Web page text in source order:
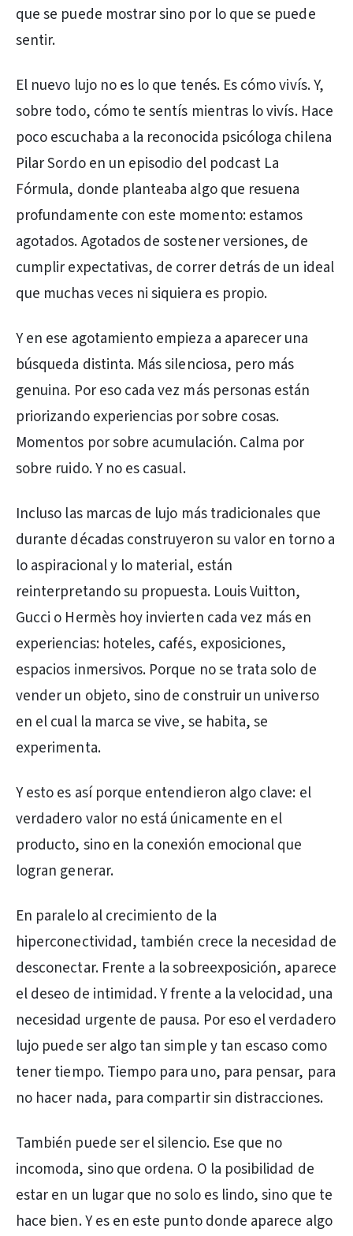
que se puede mostrar sino por lo que se puede
sentir.
El nuevo lujo no es lo que tenés. Es cómo vivís. Y,
sobre todo, cómo te sentís mientras lo vivís. Hace
poco escuchaba a la reconocida psicóloga chilena
Pilar Sordo en un episodio del podcast La
Fórmula, donde planteaba algo que resuena
profundamente con este momento: estamos
agotados. Agotados de sostener versiones, de
cumplir expectativas, de correr detrás de un ideal
que muchas veces ni siquiera es propio.
Y en ese agotamiento empieza a aparecer una
búsqueda distinta. Más silenciosa, pero más
genuina. Por eso cada vez más personas están
priorizando experiencias por sobre cosas.
Momentos por sobre acumulación. Calma por
sobre ruido. Y no es casual.
Incluso las marcas de lujo más tradicionales que
durante décadas construyeron su valor en torno a
lo aspiracional y lo material, están
reinterpretando su propuesta. Louis Vuitton,
Gucci o Hermès hoy invierten cada vez más en
experiencias: hoteles, cafés, exposiciones,
espacios inmersivos. Porque no se trata solo de
vender un objeto, sino de construir un universo
en el cual la marca se vive, se habita, se
experimenta.
Y esto es así porque entendieron algo clave: el
verdadero valor no está únicamente en el
producto, sino en la conexión emocional que
logran generar.
En paralelo al crecimiento de la
hiperconectividad, también crece la necesidad de
desconectar. Frente a la sobreexposición, aparece
el deseo de intimidad. Y frente a la velocidad, una
necesidad urgente de pausa. Por eso el verdadero
lujo puede ser algo tan simple y tan escaso como
tener tiempo. Tiempo para uno, para pensar, para
no hacer nada, para compartir sin distracciones.
También puede ser el silencio. Ese que no
incomoda, sino que ordena. O la posibilidad de
estar en un lugar que no solo es lindo, sino que te
hace bien. Y es en este punto donde aparece algo